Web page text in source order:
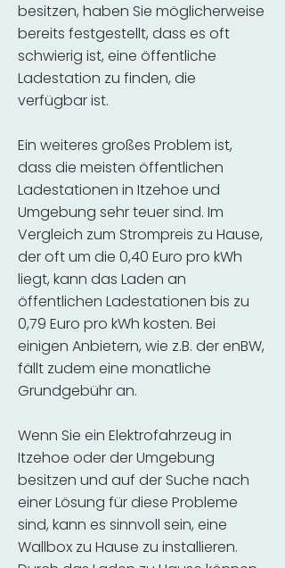
besitzen, haben Sie möglicherweise
bereits festgestellt, dass es oft
schwierig ist, eine öffentliche
Ladestation zu finden, die
verfügbar ist.
Ein weiteres großes Problem ist,
dass die meisten öffentlichen
Ladestationen in Itzehoe und
Umgebung sehr teuer sind. Im
Vergleich zum Strompreis zu Hause,
der oft um die 0,40 Euro pro kWh
liegt, kann das Laden an
öffentlichen Ladestationen bis zu
0,79 Euro pro kWh kosten. Bei
einigen Anbietern, wie z.B. der enBW,
fällt zudem eine monatliche
Grundgebühr an.
Wenn Sie ein Elektrofahrzeug in
Itzehoe oder der Umgebung
besitzen und auf der Suche nach
einer Lösung für diese Probleme
sind, kann es sinnvoll sein, eine
Wallbox zu Hause zu installieren.